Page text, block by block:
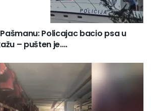
Policajac bacio psa u
– pušten je….